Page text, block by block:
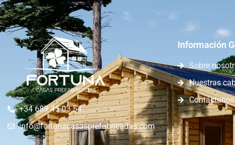
+34 689 45 03 54
info@fortunacasasprefabricadas.com
Información
Sobre
Nuestras
Contáctanos